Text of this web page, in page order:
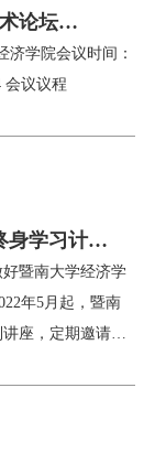
月19日（星期
；密码：999
论坛
济学院会议时间：
会议议程
身学习计
暨南大学经济学
年5月起，暨南
座，定期邀请专